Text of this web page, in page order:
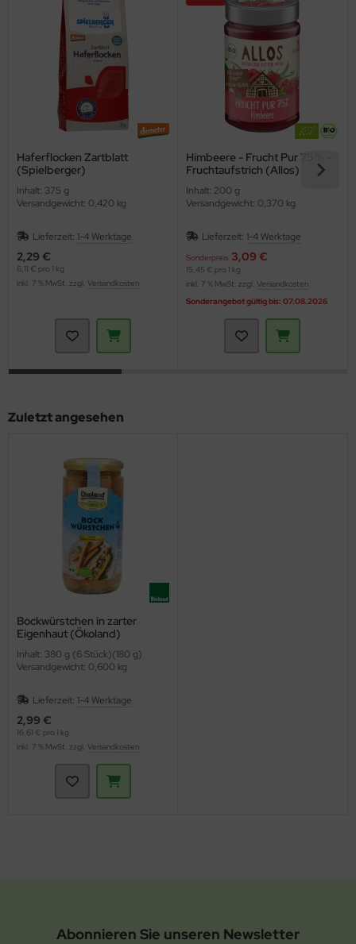
Haferflocken Zartblatt
(Spielberger)
Inhalt: 375 g
Versandgewicht: 0,420 kg
Lieferzeit: 1-4 Werktage
2,29 €
6,11 € pro 1 kg
inkl. 7 % MwSt. zzgl. Versandkosten
Himbeere - Frucht Pur 75 % -
Fruchtaufstrich (Allos)
Inhalt: 200 g
Versandgewicht: 0,370 kg
Lieferzeit: 1-4 Werktage
Sonderpreis 3,09 €
15,45 € pro 1 kg
inkl. 7 % MwSt. zzgl. Versandkosten
Sonderangebot gültig bis: 07.08.2026
Zuletzt angesehen
Bockwürstchen in zarter
Eigenhaut (Ökoland)
Inhalt: 380 g (6 Stück)(180 g)
Versandgewicht: 0,600 kg
Lieferzeit: 1-4 Werktage
2,99 €
16,61 € pro 1 kg
inkl. 7 % MwSt. zzgl. Versandkosten
Abonnieren Sie unseren Newsletter